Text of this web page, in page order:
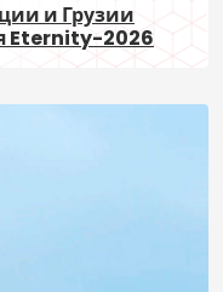
и Грузии
Eternity-2026